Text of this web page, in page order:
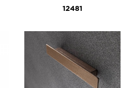
12481